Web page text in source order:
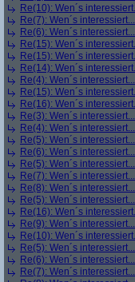
Re(10): Wen´s
Re(7): Wen´s
Re(6): Wen´s
Re(15): Wen´s
Re(15): Wen´s
Re(14): Wen´s
Re(4): Wen´s
Re(15): Wen´s
Re(16): Wen´s
Re(3): Wen´s
Re(4): Wen´s
Re(5): Wen´s
Re(6): Wen´s
Re(5): Wen´s
Re(7): Wen´s
Re(8): Wen´s
Re(5): Wen´s
Re(16): Wen´s
Re(9): Wen´s
Re(10): Wen´s
Re(5): Wen´s
Re(6): Wen´s
Re(7): Wen´s